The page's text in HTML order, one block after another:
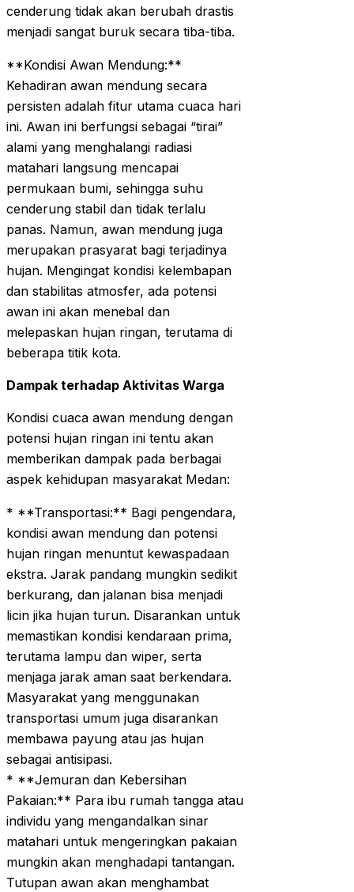
cenderung tidak akan berubah drastis
menjadi sangat buruk secara tiba-tiba.
**Kondisi Awan Mendung:**
Kehadiran awan mendung secara
persisten adalah fitur utama cuaca hari
ini. Awan ini berfungsi sebagai “tirai”
alami yang menghalangi radiasi
matahari langsung mencapai
permukaan bumi, sehingga suhu
cenderung stabil dan tidak terlalu
panas. Namun, awan mendung juga
merupakan prasyarat bagi terjadinya
hujan. Mengingat kondisi kelembapan
dan stabilitas atmosfer, ada potensi
awan ini akan menebal dan
melepaskan hujan ringan, terutama di
beberapa titik kota.
Dampak terhadap Aktivitas Warga
Kondisi cuaca awan mendung dengan
potensi hujan ringan ini tentu akan
memberikan dampak pada berbagai
aspek kehidupan masyarakat Medan:
* **Transportasi:** Bagi pengendara,
kondisi awan mendung dan potensi
hujan ringan menuntut kewaspadaan
ekstra. Jarak pandang mungkin sedikit
berkurang, dan jalanan bisa menjadi
licin jika hujan turun. Disarankan untuk
memastikan kondisi kendaraan prima,
terutama lampu dan wiper, serta
menjaga jarak aman saat berkendara.
Masyarakat yang menggunakan
transportasi umum juga disarankan
membawa payung atau jas hujan
sebagai antisipasi.
* **Jemuran dan Kebersihan
Pakaian:** Para ibu rumah tangga atau
individu yang mengandalkan sinar
matahari untuk mengeringkan pakaian
mungkin akan menghadapi tantangan.
Tutupan awan akan menghambat